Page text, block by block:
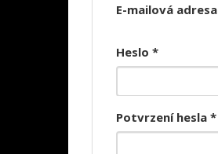
E-mailová adresa
Heslo *
Potvrzení hesla *